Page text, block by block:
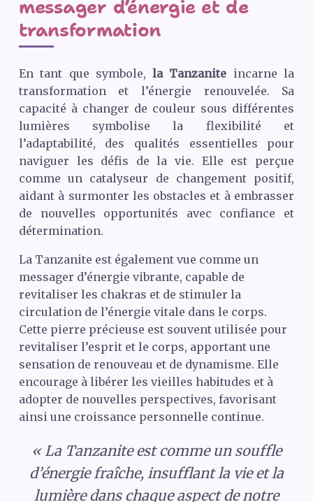
messager d’énergie et de
transformation
En tant que symbole,la Tanzanite incarne la
transformation et l’énergie renouvelée. Sa
capacité à changer de couleur sous différentes
lumières symbolise la flexibilité et
l’adaptabilité, des qualités essentielles pour
naviguer les défis de la vie. Elle est perçue
comme un catalyseur de changement positif,
aidant à surmonter les obstacles et à embrasser
de nouvelles opportunités avec confiance et
détermination.
La Tanzanite est également vue comme un
messager d’énergie vibrante, capable de
revitaliser les chakras et de stimuler la
circulation de l’énergie vitale dans le corps.
Cette pierre précieuse est souvent utilisée pour
revitaliser l’esprit et le corps, apportant une
sensation de renouveau et de dynamisme. Elle
encourage à libérer les vieilles habitudes et à
adopter de nouvelles perspectives, favorisant
ainsi une croissance personnelle continue.
« La Tanzanite est comme un souffle
d’énergie fraîche, insufflant la vie et la
lumière dans chaque aspect de notre